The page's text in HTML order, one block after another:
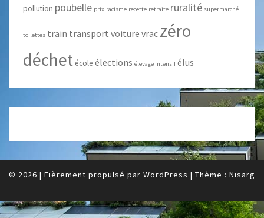
pollution poubelle prix racisme recette retraite ruralité supermarché
toilettes train transport voiture vrac zéro
déchet école élections élevage intensif élus
© 2026 | Fièrement propulsé par WordPress | Thème : Nisarg